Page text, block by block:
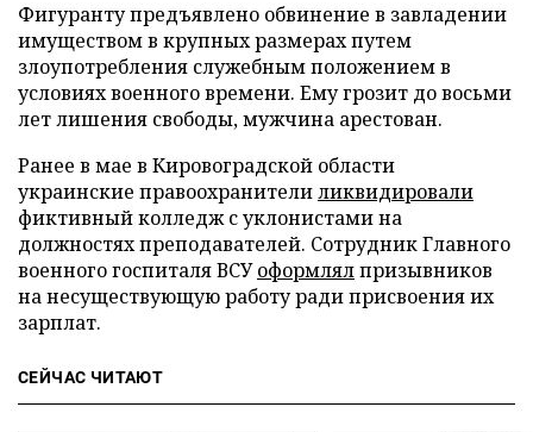
Фигуранту предъявлено обвинение в завладении
имуществом в крупных размерах путем
злоупотребления служебным положением в
условиях военного времени. Ему грозит до восьми
лет лишения свободы, мужчина арестован.
Ранее в мае в Кировоградской области
украинские правоохранителиликвидировали
фиктивный колледж с уклонистами на
должностях преподавателей. Сотрудник Главного
военного госпиталя ВСУоформлялпризывников
на несуществующую работу ради присвоения их
зарплат.
СЕЙЧАС ЧИТАЮТ